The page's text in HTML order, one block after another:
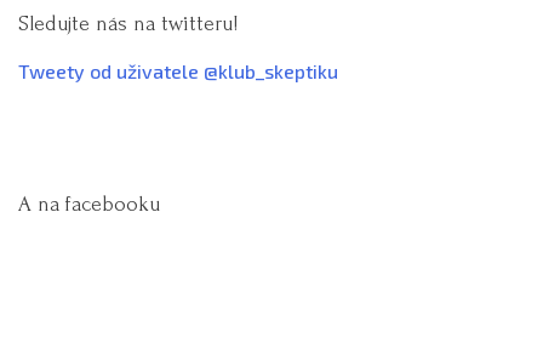
Sledujte nás na twitteru!
Tweety od uživatele @klub_skeptiku
A na facebooku